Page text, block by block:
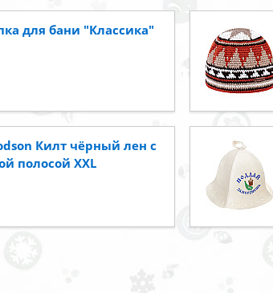
для бани "Классика"
Килт чёрный лен с
полосой XXL